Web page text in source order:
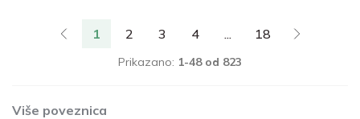
Prikazano: 1-48 od 823
1 2 3 4 ... 18
Više poveznica